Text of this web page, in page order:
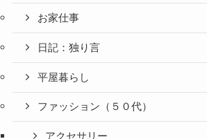
お家仕事
日記：独り言
平屋暮らし
ファッション（５０代）
アクセサリー